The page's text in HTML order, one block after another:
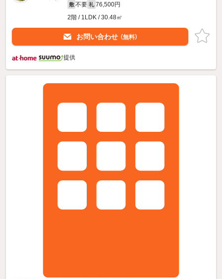
敷 不要 礼 76,500円
2階 / 1LDK / 30.48㎡
お問い合わせ （無料）
提供